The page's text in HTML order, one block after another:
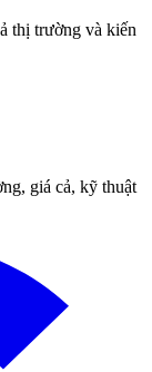
thị trường và kiến
giá cả, kỹ thuật